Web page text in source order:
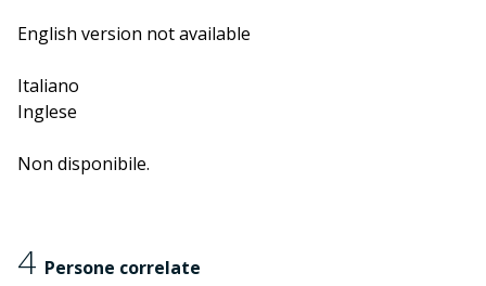
letteratura, arte, spettacolo e grandi questioni culturali
ospiti stranieri presenti a Festivaletteratura.
English version not available
Italiano
Inglese
Non disponibile.
4 Persone correlate